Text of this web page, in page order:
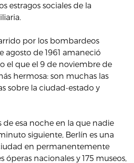
estragos sociales de la
por los bombardeos
agosto de 1961 amaneció
el que el 9 de noviembre de
hermosa: son muchas las
sobre la ciudad-estado y
de esa noche en la que nadie
siguiente, Berlín es una
en permanentemente
nacionales y 175 museos,